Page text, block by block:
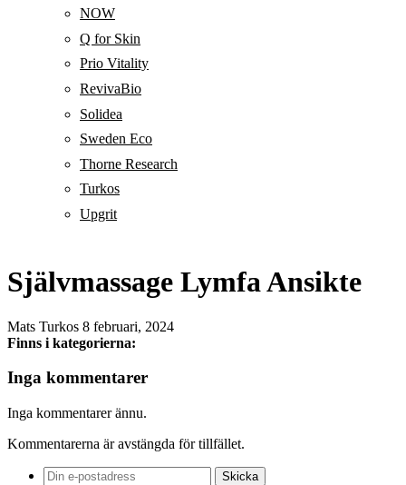
NOW
Q for Skin
Prio Vitality
RevivaBio
Solidea
Sweden Eco
Thorne Research
Turkos
Upgrit
Självmassage Lymfa Ansikte
Mats Turkos 8 februari, 2024
Finns i kategorierna:
Inga kommentarer
Inga kommentarer ännu.
Kommentarerna är avstängda för tillfället.